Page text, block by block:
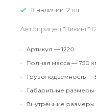
В наличии: 2 шт.
Автоприцеп "Викинг"
•
Артикул — 1220
•
Полная масса — 750
•
Грузоподъемность —
•
Габаритные размеры
•
Внутренние размеры